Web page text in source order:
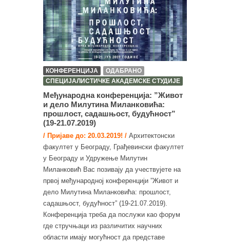
КОНФЕРЕНЦИЈА
ОДАБРАНО
СПЕЦИЈАЛИСТИЧКЕ АКАДЕМСКЕ СТУДИЈЕ
Међународна конференција: ”Живот
и дело Милутина Миланковића:
прошлост, садашњост, будућност”
(19-21.07.2019)
/ Пријаве до: 20.03.2019! / Архитектонски
факултет у Београду, Грађевински факултет
у Београду и Удружење Милутин
Миланковић Вас позивају да учествујете на
првој међународној конференцији ”Живот и
дело Милутина Миланковића: прошлост,
садашњост, будућност” (19-21.07.2019).
Конференција треба да послужи као форум
где стручњаци из различитих научних
области имају могућност да представе